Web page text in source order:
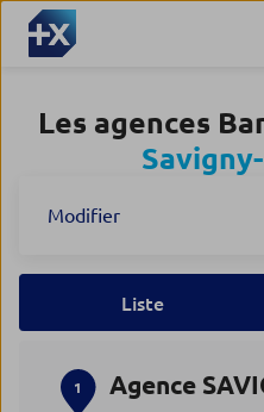
Les agences
Modifier
Liste
1 Agence